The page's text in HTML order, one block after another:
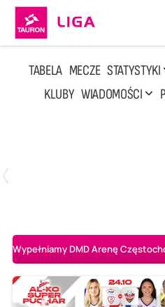
TABELA MECZE STATYSTYKI
KLUBY WIADOMOŚCI
Wypełniamy DMD Arenę